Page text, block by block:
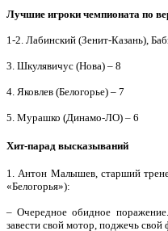
Лучшие игроки чемпионата по
1-2. Лабинский (Зенит-Казань),
3. Шкулявичус (Нова) – 8
4. Яковлев (Белогорье) – 7
5. Мурашко (Динамо-ЛО) – 6
Хит-парад высказываний
1. Антон Малышев, старший
«Белогорья»):
– Очередное обидное
завести свой мотор, поджечь свой